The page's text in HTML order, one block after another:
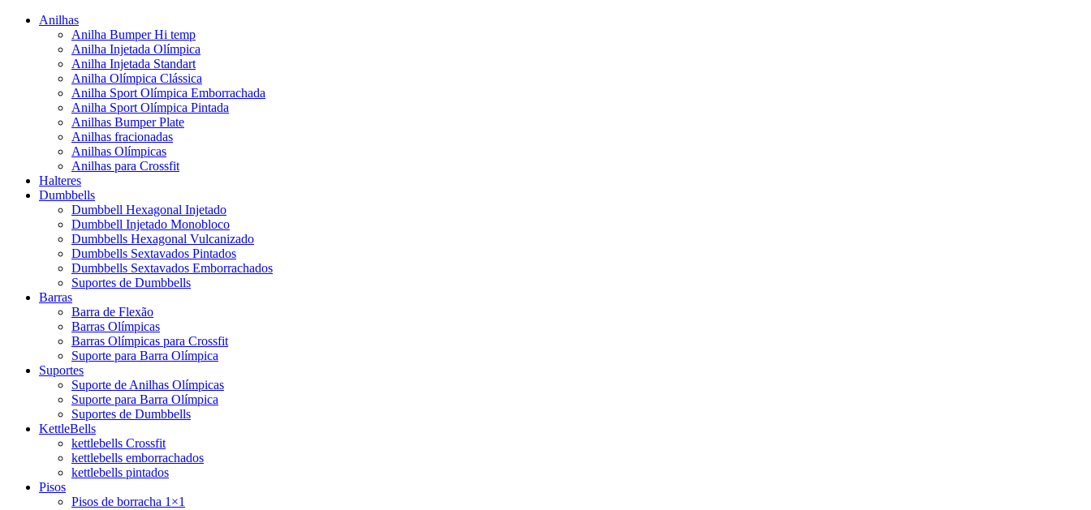
Anilhas
Anilha Bumper Hi temp
Anilha Injetada Olímpica
Anilha Injetada Standart
Anilha Olímpica Clássica
Anilha Sport Olímpica Emborrachada
Anilha Sport Olímpica Pintada
Anilhas Bumper Plate
Anilhas fracionadas
Anilhas Olímpicas
Anilhas para Crossfit
Halteres
Dumbbells
Dumbbell Hexagonal Injetado
Dumbbell Injetado Monobloco
Dumbbells Hexagonal Vulcanizado
Dumbbells Sextavados Pintados
Dumbbells Sextavados Emborrachados
Suportes de Dumbbells
Barras
Barra de Flexão
Barras Olímpicas
Barras Olímpicas para Crossfit
Suporte para Barra Olímpica
Suportes
Suporte de Anilhas Olímpicas
Suporte para Barra Olímpica
Suportes de Dumbbells
KettleBells
kettlebells Crossfit
kettlebells emborrachados
kettlebells pintados
Pisos
Pisos de borracha 1×1